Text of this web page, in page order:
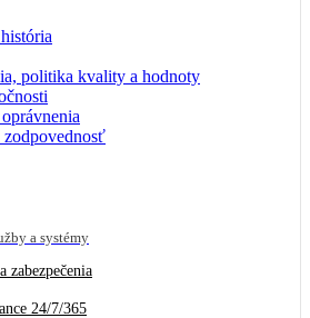
politika kvality a hodnoty
zodpovednosť
a systémy
zabezpečenia
24/7/365